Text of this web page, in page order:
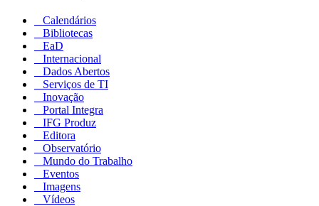
Calendários
Bibliotecas
EaD
Internacional
Dados Abertos
Serviços de TI
Inovação
Portal Integra
IFG Produz
Editora
Observatório
Mundo do Trabalho
Eventos
Imagens
Vídeos